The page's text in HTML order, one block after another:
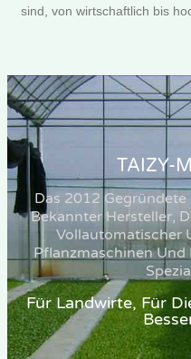
sind, von wirtschaftlich bis
TAIZY-
Das 2012
Bekannter Hersteller,
Vollautomatischer
Pflanzmaschinen
Für Landwirte, Für